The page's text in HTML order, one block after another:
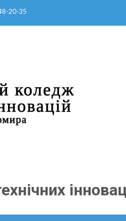
20-35